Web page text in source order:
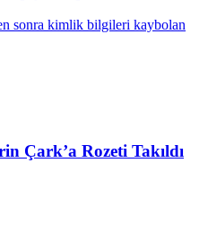
sonra kimlik bilgileri kaybolan
Çark’a Rozeti Takıldı